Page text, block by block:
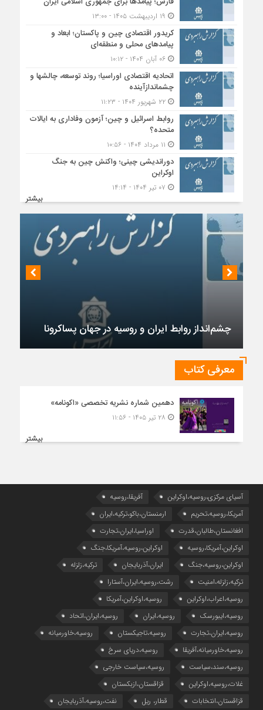
کریدور اقتصادی چین و پاکستان؛ ابعاد و
پیامدهای محلی و منطقه‌ای
۰۶ آبان ۱۴۰۴ - ۱۰:۱۲
اتحادیه اقتصادی اوراسیا؛ روند توسعه، چالشها و
چشماندازآینده
۲۲ شهریور ۱۴۰۴ - ۱۱:۲۳
روابط اسرائیل و چین؛ آزمون وفاداری به ایالات
متحده؟
دوراندیشی چینی؛ واکنش چین به جنگ
اوکراین
بیشتر
چشم‌انداز روابط ایران و روسیه در جهان پساکرونا
معرفی کتاب
دهمین شماره نشریه تخصصی «اکونامه»
بیشتر
آسیای مرکزی،روسیه،اوکراین
آفریقا،روسیه
آمریکا،روسیه،تحریم
ارمنستان،باکو،ترکیه،ایران
افغانستان،طالبان،قدرت
اوراسیا،ایران،تجارت
اوکراین،آمریکا،روسیه
اوکراین،روسیه،آمریکا،جنگ
اوکراین،روسیه،جنگ
ایران،آذربایجان
ترکیه،زلزله
ترکیه،زلزله،امنیت
رشت،روسیه،ایران،آستارا
روسیه،اعراب،اوکراین
روسیه،اوکراین،آمریکا
روسیه،ایبورسک
روسیه،ایران
روسیه،ایران،اتحاد
روسیه،ایران،تجارت
روسیه،تاجیکستان
روسیه،خاورمیانه
روسیه،خاورمیانه،آفریقا
روسیه،دریای سرخ
روسیه،سند،سیاست
روسیه،سیاست خارجی
غلات،روسیه،اوکراین
قزاقستان،ازبکستان
قزاقستان،انتخابات
قطار، ریل نفت،روسیه،آذربایجان